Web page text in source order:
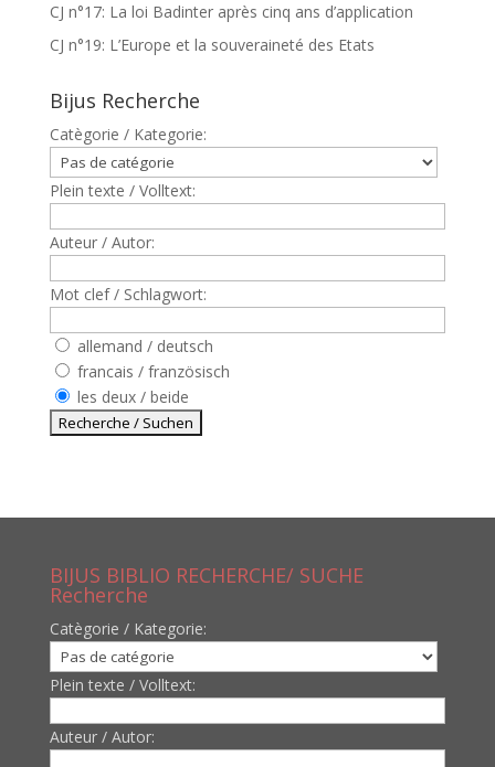
CJ n°17: La loi Badinter après cinq ans d’application
CJ n°19: L’Europe et la souveraineté des Etats
Bijus Recherche
Catègorie / Kategorie:
Plein texte / Volltext:
Auteur / Autor:
Mot clef / Schlagwort:
allemand / deutsch
francais / französisch
les deux / beide
BIJUS BIBLIO RECHERCHE/ SUCHE
Recherche
Catègorie / Kategorie:
Plein texte / Volltext:
Auteur / Autor: